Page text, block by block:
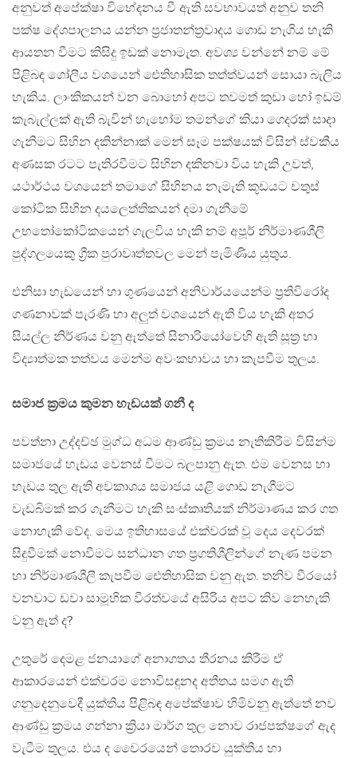
අනුවත් අපේක්ෂා විභේදනය වී ඇති සවභාවයත් අනුව තනි
පක්ෂ දේශපාලනය යන්න ප්‍රජාතන්ත්‍රවාදය ගොඩ නැගිය හැකි
ආයතන වීමට කිසිදු ඉඩක් නොමැත. අවශ්‍ය වන්නේ නම් මේ
පිළිබඳ ගෝලීය වශයෙන් ඓතිහාසික තත්ත්වයන් සොයා බැලිය
හැකිය. ලාංකිකයන් වන බොහෝ අපට තවමත් කුඩා හෝ ඉඩම්
කැබැල්ලක් ඇති බැවින් හැහෝම තමන්ගේ කියා ගෙදරක් සාදා
ගැනීමට සිහින දකින්නාක් මෙන් සෑම පක්ෂයක් විසින් ස්වකීය
අණසක රටට පැතිරවීමට සිහින දකිනවා විය හැකි උවත්,
යථාර්ථය වශයෙන් තමාගේ සිහිනය නැමැති කූඩයට චතුස්
කෝටික සිහින දයලෙත්තිකයන් දමා ගැනීමේ
උභතෝකෝටිකයෙන් ගැලවිය හැකි නම් අපූර් නිර්මාණශීලි
පුද්ගලයෙකු ග්‍රීක පුරාවෘත්තවල මෙන් පැමිණිය යුතුය.
එනිසා හැඩයෙන් හා ගුණයෙන් අනිවාර්යයෙන්ම ප්‍රතිවිරෝද
ගණනාවක් පැරණි හා අලුත් වශයෙන් ඇති විය හැකි අතර
සියල්ල නිර්ණය වනු ඇත්තේ සිනාරියෝවෙහි ඇති සූත්‍ර හා
විද්‍යාත්මක තත්වය මෙන්ම අවංකභාවය හා කැපවීම තුලය.
සමාජ ක්‍රමය කුමන හැඩයක් ගනී ද
පවත්නා උද්දච්ඡ මුග්ධ අධම ආණ්ඩු ක්‍රමය නැතිකිරීම විසින්ම
සමාජයේ හැඩය වෙනස් වීමට බලපානු ඇත. එම වෙනස හා
හැඩය තුල ඇති අවකාශය සමාජය යළි ගොඩ නැගීමට
වැඩබිමක් කර ගැනීමට හැකි සංස්කෘතියක් නිර්මාණය කර ගත
නොහැකි වේද. මෙය ඉතිහාසයේ එක්වරක් වූ දෙය දෙවරක්
සිදුවීමක් නොවීමට සන්ධාන ගත ප්‍රගතිශීලින්ගේ නැණ පමන
හා නිර්මාණශීලී කැපවීම ඓතිහාසික වනු ඇත. තනිව වීරයෝ
වනවාට ඩවා සාමූහික වීරත්වයේ අසිරිය අපට කිව නෙහැකි
වනු ඇත් ද?
උතුරේ දෙමළ ජනයාගේ අනාගතය තීරනය කිරීම ඒ
ආකාරයෙන් එක්වරම නොවිසඳුනද අතීතය සමග ඇති
ගනුදෙනුවෙදී යුක්තිය පිළිබඳ අපේක්ෂාව හිමිවනු ඇත්තේ නව
ආණ්ඩු ක්‍රමය ගන්නා ක්‍රියා මාර්ග තුල නොව රාජපක්ෂගේ ඇද
වැටීම තුලය. එය ද වෛරයෙන් තොරව යුක්තිය හා